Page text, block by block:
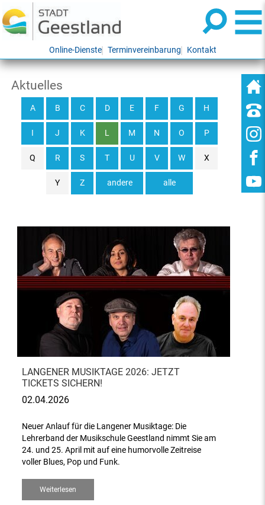
Online-Dienste Terminvereinbarung Kontakt
Aktuelles
alle
A B C D E F G H
I J K L M N O P
Q R S T U V W X
Y Z andere
LANGENER MUSIKTAGE 2026: JETZT
TICKETS SICHERN!
02.04.2026
Neuer Anlauf für die Langener Musiktage: Die
Lehrerband der Musikschule Geestland nimmt Sie am
24. und 25. April mit auf eine humorvolle Zeitreise
voller Blues, Pop und Funk.
Weiterlesen